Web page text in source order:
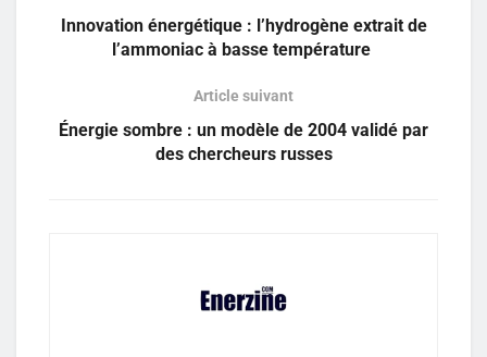
Innovation énergétique : l’hydrogène extrait de
l’ammoniac à basse température
Article suivant
Énergie sombre : un modèle de 2004 validé par
des chercheurs russes